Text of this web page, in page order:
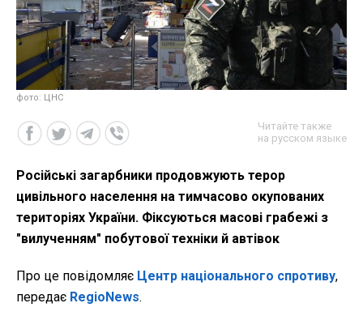
фото: ЦНС
Читайте также
на русском языке
Російські загарбники продовжують терор
цивільного населення на тимчасово окупованих
територіях України. Фіксуються масові грабежі з
"вилученням" побутової техніки й автівок
Про це повідомляє Центр національного спротиву,
передає RegioNews.